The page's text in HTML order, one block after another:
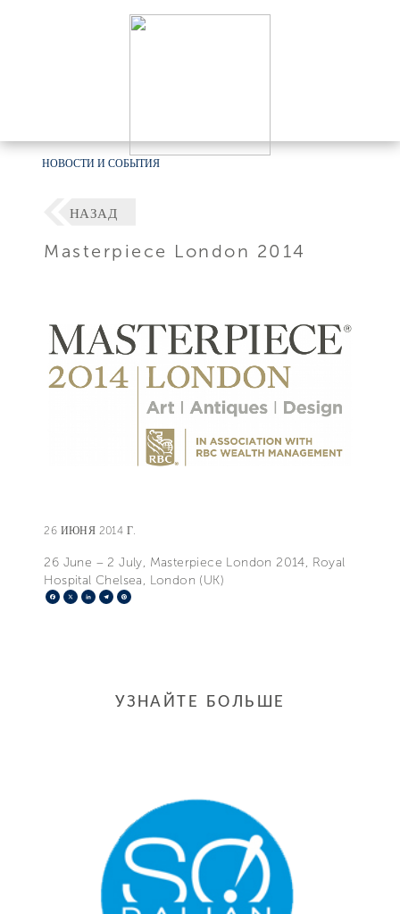
НОВОСТИ И СОБЫТИЯ
НАЗАД
Masterpiece London 2014
26 ИЮНЯ 2014 Г.
26 June – 2 July, Masterpiece London 2014, Royal
Hospital Chelsea, London (UK)
Facebook
X LinkedIn
Telegram
УЗНАЙТЕ БОЛЬШЕ